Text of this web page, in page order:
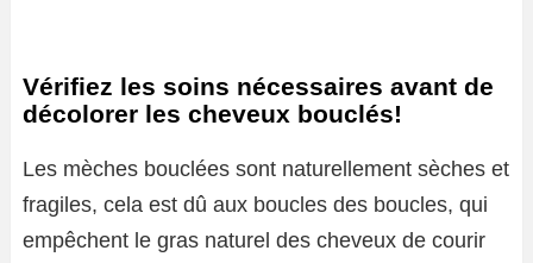
Vérifiez les soins nécessaires avant de
décolorer les cheveux bouclés!
Les mèches bouclées sont naturellement sèches et
fragiles, cela est dû aux boucles des boucles, qui
empêchent le gras naturel des cheveux de courir